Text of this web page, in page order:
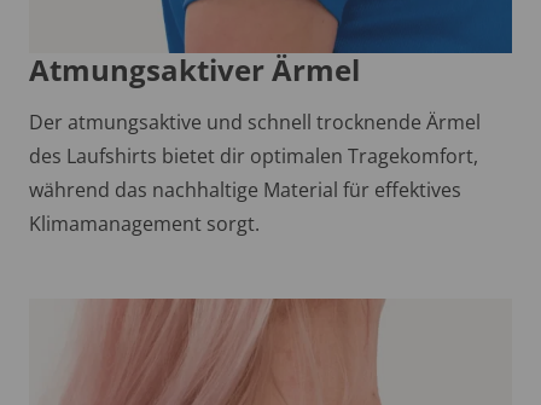
Atmungsaktiver Ärmel
Der atmungsaktive und schnell trocknende Ärmel
des Laufshirts bietet dir optimalen Tragekomfort,
während das nachhaltige Material für effektives
Klimamanagement sorgt.